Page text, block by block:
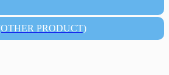
PRODUCT)